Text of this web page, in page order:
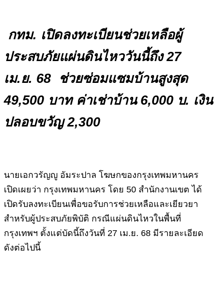
กทม. เปิดลงทะเบียนช่วยเหลือผู้
ประสบภัยแผ่นดินไหววันนี้ถึง 27
เม.ย. 68 ช่วยซ่อมแซมบ้านสูงสุด
49,500 บาท ค่าเช่าบ้าน 6,000 บ. เงิน
ปลอบขวัญ 2,300
นายเอกวรัญญู อัมระปาล โฆษกของกรุงเทพมหานคร
เปิดเผยว่า กรุงเทพมหานคร โดย 50 สำนักงานเขต ได้
เปิดรับลงทะเบียนเพื่อขอรับการช่วยเหลือและเยียวยา
สำหรับผู้ประสบภัยพิบัติ กรณีแผ่นดินไหวในพื้นที่
กรุงเทพฯ ตั้งแต่บัดนี้ถึงวันที่ 27 เม.ย. 68 มีรายละเอียด
ดังต่อไปนี้